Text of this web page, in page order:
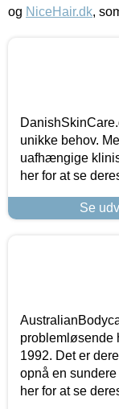
og NiceHair.dk,
unikke behov.
uafhængige
her for at se
Se
problemløsende
1992. Det er
opnå en
her for at se